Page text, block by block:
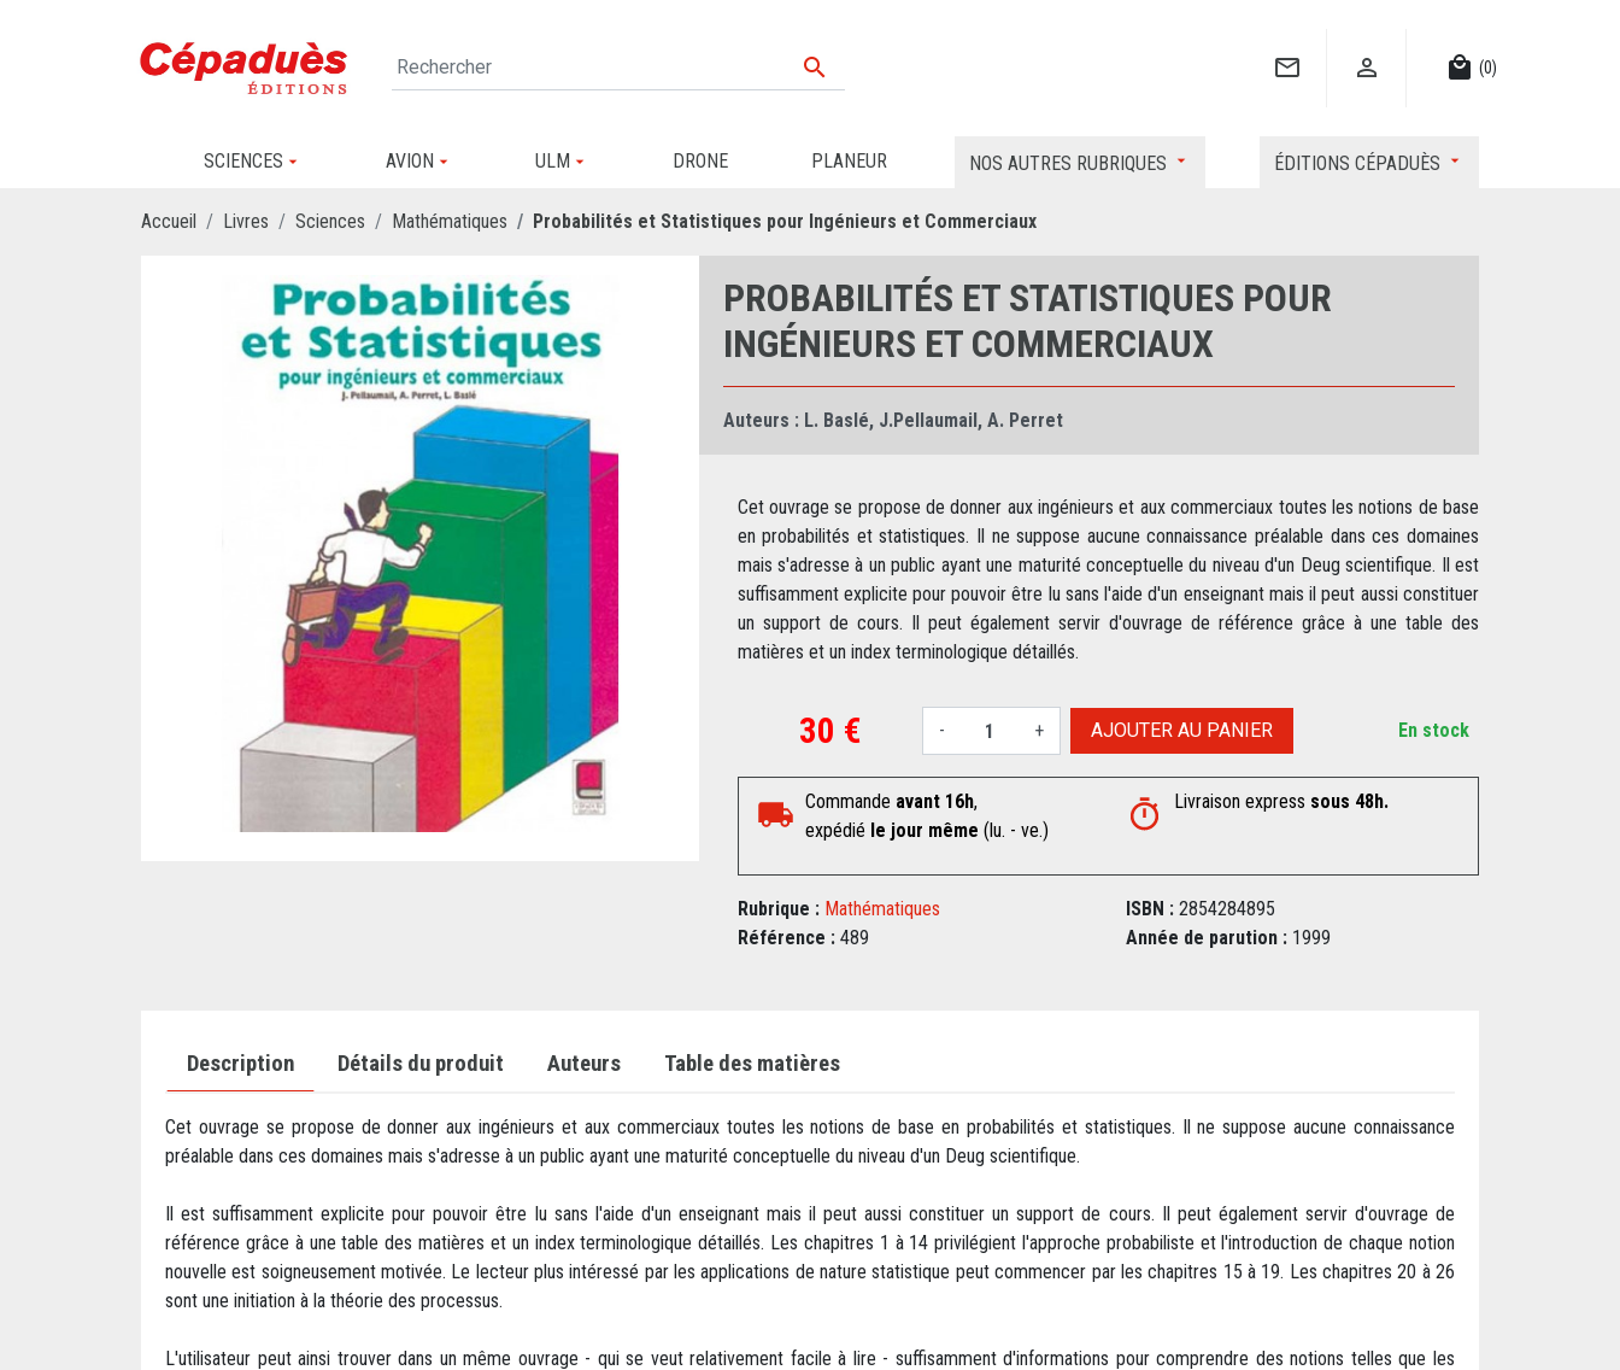
   local_mall (0)
SCIENCES AVION ULM DRONE PLANEUR NOS AUTRES RUBRIQUES ÉDITIONS CÉPADUÈS
Accueil Livres Sciences Mathématiques Probabilités et Statistiques pour Ingénieurs et Commerciaux
PROBABILITÉS ET STATISTIQUES POUR
INGÉNIEURS ET COMMERCIAUX
Auteurs : L. Baslé, J.Pellaumail, A. Perret
Cet ouvrage se propose de donner aux ingénieurs et aux commerciaux toutes les notions de base
en probabilités et statistiques. Il ne suppose aucune connaissance préalable dans ces domaines
mais s'adresse à un public ayant une maturité conceptuelle du niveau d'un Deug scientifique. Il est
suffisamment explicite pour pouvoir être lu sans l'aide d'un enseignant mais il peut aussi constituer
un support de cours. Il peut également servir d'ouvrage de référence grâce à une table des
matières et un index terminologique détaillés.
30 € - + AJOUTER AU PANIER En stock
Commande avant 16h,
expédié le jour même (lu. - ve.)
Livraison express sous 48h.
Rubrique : Mathématiques ISBN : 2854284895
Référence :489 Année de parution : 1999
Description Détails du produit Auteurs Table des matières
Cet ouvrage se propose de donner aux ingénieurs et aux commerciaux toutes les notions de base en probabilités et statistiques. Il ne suppose aucune connaissance
préalable dans ces domaines mais s'adresse à un public ayant une maturité conceptuelle du niveau d'un Deug scientifique.
Il est suffisamment explicite pour pouvoir être lu sans l'aide d'un enseignant mais il peut aussi constituer un support de cours. Il peut également servir d'ouvrage de
référence grâce à une table des matières et un index terminologique détaillés. Les chapitres 1 à 14 privilégient l'approche probabiliste et l'introduction de chaque notion
nouvelle est soigneusement motivée. Le lecteur plus intéressé par les applications de nature statistique peut commencer par les chapitres 15 à 19. Les chapitres 20 à 26
sont une initiation à la théorie des processus.
L'utilisateur peut ainsi trouver dans un même ouvrage - qui se veut relativement facile à lire - suffisamment d'informations pour comprendre des notions telles que les